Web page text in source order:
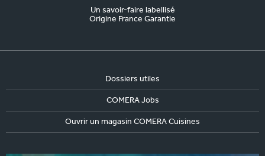
Un savoir-faire labellisé
Origine France Garantie
Dossiers utiles
COMERA Jobs
Ouvrir un magasin COMERA Cuisines